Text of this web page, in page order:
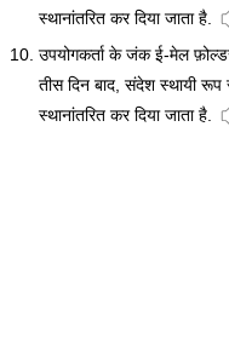
स्थानांतरित कर दिया जाता है.
उपयोगकर्ता के जंक ई-मेल
तीस दिन बाद, संदेश स्थायी रूप
स्थानांतरित कर दिया जाता है.